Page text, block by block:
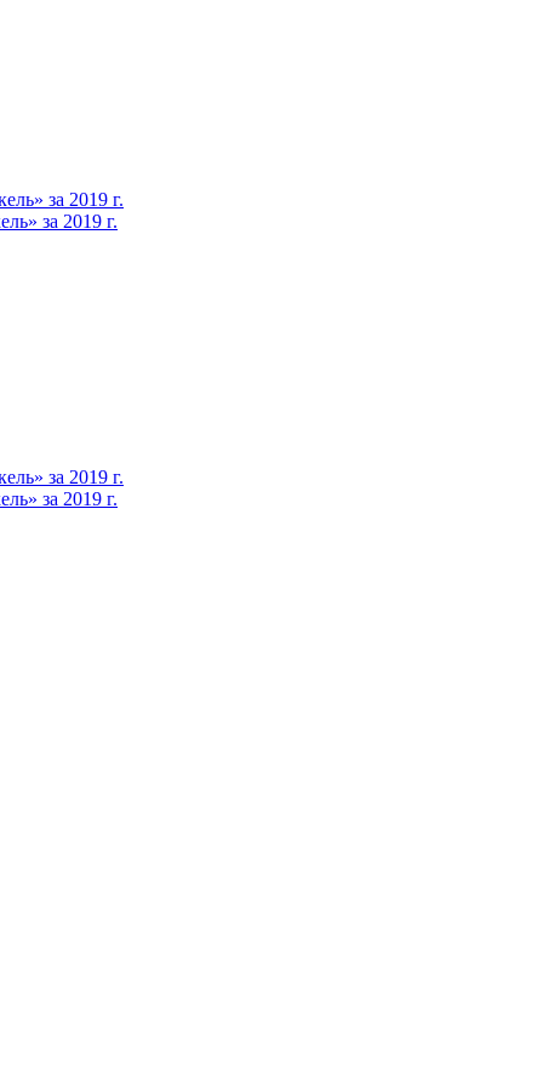
за 2019 г.
за 2019 г.
за 2019 г.
за 2019 г.